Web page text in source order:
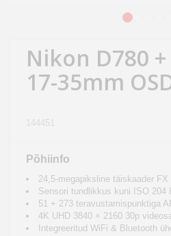
Nikon D780
17-35mm
144451
Põhiinfo
24,5-megapiksline täiskaader
Sensori tundlikkus kuni ISO 204
51 + 273 teravustamispunktiga
4K UHD 3840 × 2160 30p
Integreeritud WiFi & Bluetooth
aed
Sport
hobi